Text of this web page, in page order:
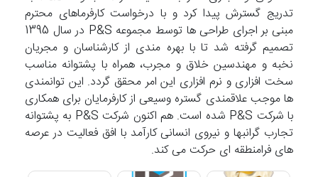
تدریج گسترش پیدا کرد و با درخواست کارفرماهای محترم
مبنی بر اجرای طراحی ها توسط مجموعه P&S در سال 1395
تصمیم گرفته شد تا با بهره مندی از کارشناسان و مجریان
نخبه و مهندسین خلاق و مجرب، همراه با پشتوانه مناسب
سخت افزاری و نرم افزاری این امر محقق گردد. این توانمندی
ها موجب علاقمندی گستره وسیعی از کارفرمایان برای همکاری
با شرکت P&S شده است. هم اکنون شرکت P&S به پشتوانه
تجارب گرانبها و نیروی انسانی کارآمد با افق فعالیت در عرصه
های فرامنطقه ای حرکت می کند.